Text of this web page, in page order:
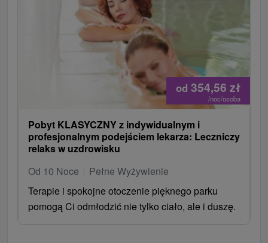
od 354,56 zł
/noc/osoba
Pobyt KLASYCZNY z indywidualnym i
profesjonalnym podejściem lekarza: Leczniczy
relaks w uzdrowisku
Od 10 Noce
Pełne Wyżywienie
Terapie i spokojne otoczenie pięknego parku
pomogą Ci odmłodzić nie tylko ciało, ale i duszę.